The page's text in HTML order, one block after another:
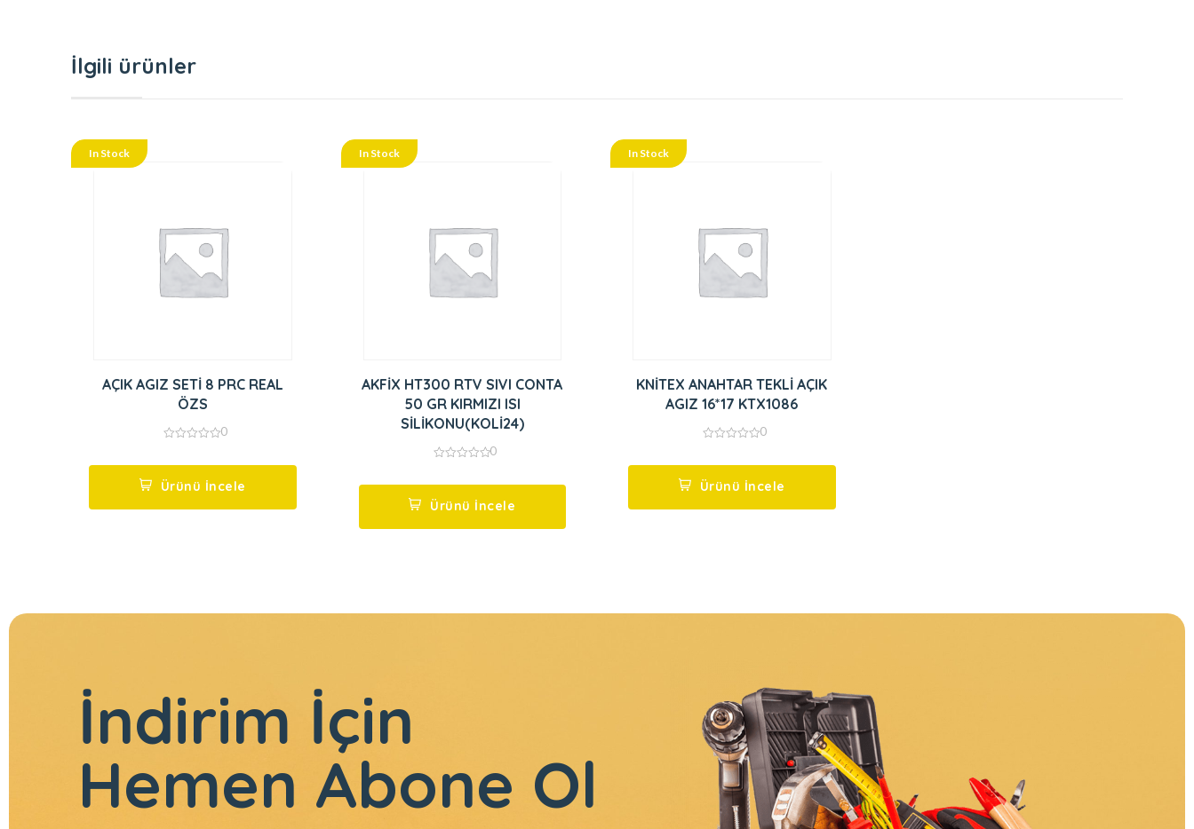
İlgili ürünler
In Stock
AÇIK AGIZ SETİ 8 PRC REAL
ÖZS
5
0
Ürünü İncele
In Stock
AKFİX HT300 RTV SIVI CONTA
50 GR KIRMIZI ISI
SİLİKONU(KOLİ24)
5
0
Ürünü İncele
In Stock
KNİTEX ANAHTAR TEKLİ AÇIK
AGIZ 16*17 KTX1086
5
0
Ürünü İncele
İndirim İçin
Hemen Abone Ol